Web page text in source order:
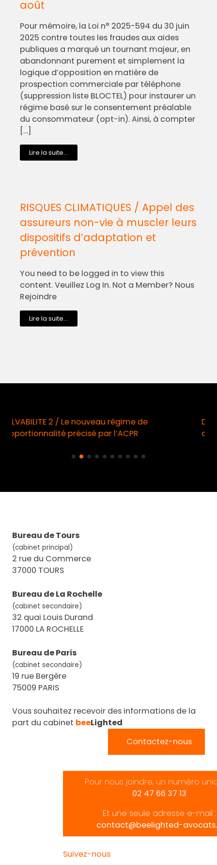
août
Pour mémoire, la Loi n° 2025-594 du 30 juin
2025 contre toutes les fraudes aux aides
publiques a marqué un tournant majeur, en
abandonnant purement et simplement la
logique d’opposition en matière de
prospection commerciale par téléphone
(suppression liste BLOCTEL) pour instaurer un
régime basé sur le consentement préalable
du consommateur (opt-in). Ainsi, à compter
[…]
Lire la suite...
RISQUES CLIMATIQUES / Appel des
assureurs non-vie à muscler leurs
dispositifs d’adaptation et
prévention
You need to be logged in to view this
content. Veuillez Log In. Not a Member? Nous
Rejoindre
Lire la suite...
de
Démarchage téléphonique / Opt-in
obligatoire à compter du 11 août
Bureau de Tours
(cabinet principal)
2 rue du Commerce
37000 TOURS
Bureau de La Rochelle
(cabinet secondaire)
32 quai Louis Durand
17000 LA ROCHELLE
Bureau de Paris
(cabinet secondaire)
19 rue Bergère
75009 PARIS
Vous souhaitez recevoir des informations de la
part du cabinet beeLighted
Contactez-nous
Pour nous joindre, un numéro
02 47 66 37 13
Et une seule adresse e-mail :
contact@beelighted-
Suivez-nous